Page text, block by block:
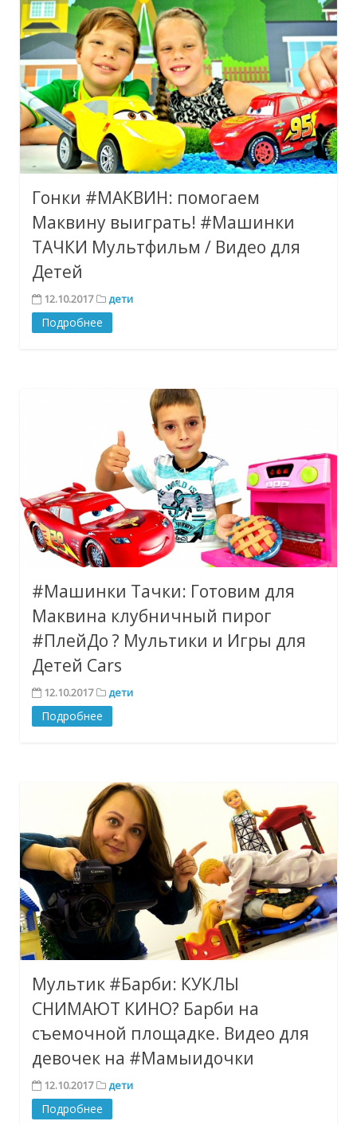
Гонки #МАКВИН: помогаем
Маквину выиграть! #Машинки
ТАЧКИ Мультфильм / Видео для
Детей
12.10.2017 дети
Подробнее
#Машинки Тачки: Готовим для
Маквина клубничный пирог
#ПлейДо ? Мультики и Игры для
Детей Cars
12.10.2017 дети
Подробнее
Мультик #Барби: КУКЛЫ
СНИМАЮТ КИНО? Барби на
съемочной площадке. Видео для
девочек на #Мамыидочки
12.10.2017 дети
Подробнее